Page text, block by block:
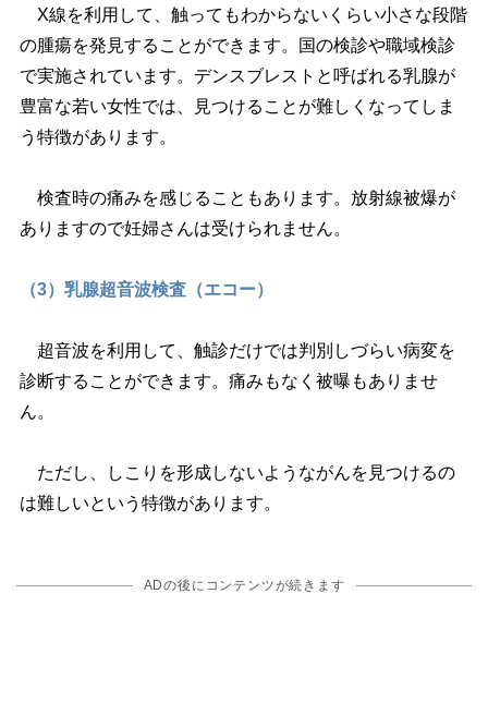
X線を利用して、触ってもわからないくらい小さな段階
の腫瘍を発見することができます。国の検診や職域検診
で実施されています。デンスブレストと呼ばれる乳腺が
豊富な若い女性では、見つけることが難しくなってしま
う特徴があります。
検査時の痛みを感じることもあります。放射線被爆が
ありますので妊婦さんは受けられません。
（3）乳腺超音波検査（エコー）
超音波を利用して、触診だけでは判別しづらい病変を
診断することができます。痛みもなく被曝もありませ
ん。
ただし、しこりを形成しないようながんを見つけるの
は難しいという特徴があります。
ADの後にコンテンツが続きます